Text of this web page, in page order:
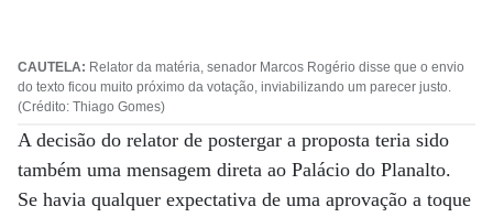
CAUTELA: Relator da matéria, senador Marcos Rogério disse que o envio
do texto ficou muito próximo da votação, inviabilizando um parecer justo.
(Crédito: Thiago Gomes)
A decisão do relator de postergar a proposta teria sido
também uma mensagem direta ao Palácio do Planalto.
Se havia qualquer expectativa de uma aprovação a toque